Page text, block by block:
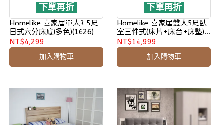
下單再折
Homelike 喜家居單人3.5尺
日式六分床底(多色)(1626)
NT$4,299
加入購物車
下單再折
Homelike 喜家居雙人5尺臥
室三件式(床片+床台+床墊)
(1909)
NT$14,999
加入購物車